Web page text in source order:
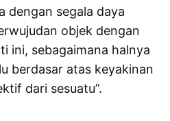
dengan segala daya
objek dengan
ini, sebagaimana halnya
berdasar atas keyakinan
dari sesuatu”.